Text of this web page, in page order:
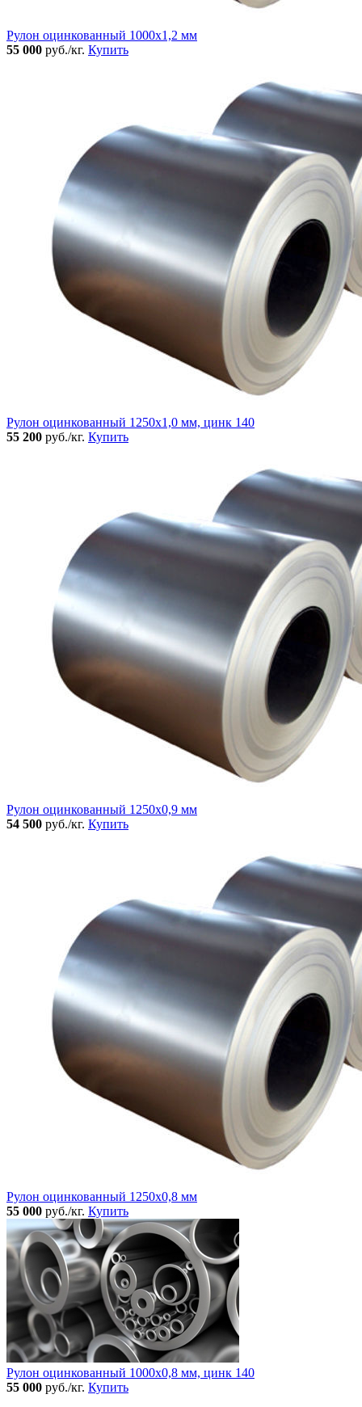
Рулон оцинкованный 1000х1,2 мм
55 000 руб./кг. Купить
Рулон оцинкованный 1250х1,0 мм, цинк 140
55 200 руб./кг. Купить
Рулон оцинкованный 1250х0,9 мм
54 500 руб./кг. Купить
Рулон оцинкованный 1250х0,8 мм
55 000 руб./кг. Купить
Рулон оцинкованный 1000х0,8 мм, цинк 140
55 000 руб./кг. Купить